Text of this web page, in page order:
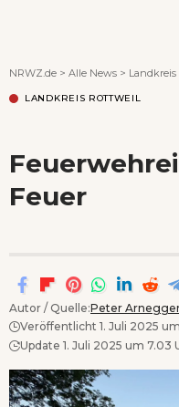
NRWZ.de > Alle News >
LANDKREIS ROTTWEIL
Feuer
Autor / Quelle:Peter
Veröffentlicht 1. Juli 2025
Update 1. Juli 2025 um 7.03